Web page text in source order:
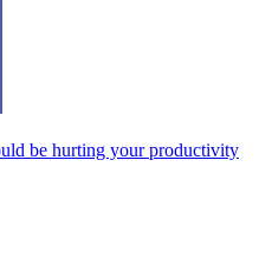
be hurting your productivity